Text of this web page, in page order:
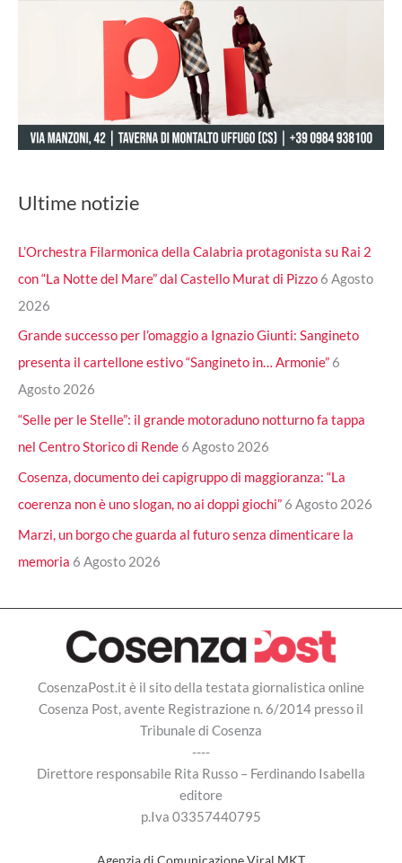
Ultime notizie
L’Orchestra Filarmonica della Calabria protagonista su Rai 2
con “La Notte del Mare” dal Castello Murat di Pizzo 6 Agosto
2026
Grande successo per l’omaggio a Ignazio Giunti: Sangineto
presenta il cartellone estivo “Sangineto in… Armonie” 6
Agosto 2026
“Selle per le Stelle”: il grande motoraduno notturno fa tappa
nel Centro Storico di Rende 6 Agosto 2026
Cosenza, documento dei capigruppo di maggioranza: “La
coerenza non è uno slogan, no ai doppi giochi” 6 Agosto 2026
Marzi, un borgo che guarda al futuro senza dimenticare la
memoria 6 Agosto 2026
CosenzaPost.it è il sito della testata giornalistica online
Cosenza Post, avente Registrazione n. 6/2014 presso il
Tribunale di Cosenza
----
Direttore responsabile Rita Russo – Ferdinando Isabella
editore
p.Iva 03357440795